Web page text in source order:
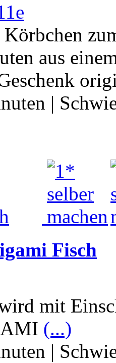
aus
|
Fisch
mit
(...)
|